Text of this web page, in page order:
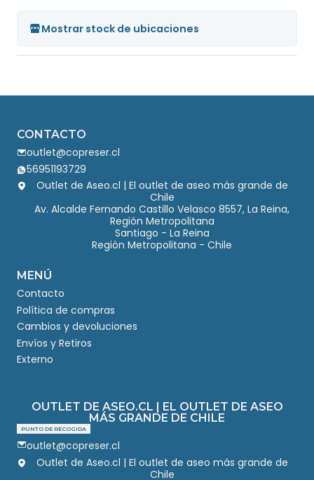
Mostrar stock de ubicaciones
CONTACTO
outlet@copreser.cl
56951193729
Outlet de Aseo.cl | El outlet de aseo más grande de
Chile
Av. Alcalde Fernando Castillo Velasco 8557, La Reina,
Región Metropolitana
Santiago - La Reina
Región Metropolitana - Chile
MENÚ
Contacto
Política de compras
Cambios y devoluciones
Envíos y Retiros
Externo
OUTLET DE ASEO.CL | EL OUTLET DE ASEO
MÁS GRANDE DE CHILE
PUNTO DE RECOGIDA
outlet@copreser.cl
Outlet de Aseo.cl | El outlet de aseo más grande de
Chile